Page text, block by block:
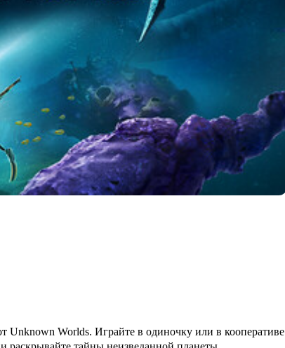
Worlds. Играйте в одиночку или в кооперативе